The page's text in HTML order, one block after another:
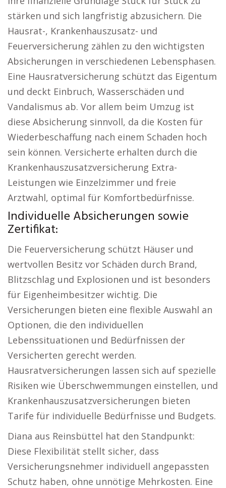
stärken und sich langfristig abzusichern. Die
Hausrat-, Krankenhauszusatz- und
Feuerversicherung zählen zu den wichtigsten
Absicherungen in verschiedenen Lebensphasen.
Eine Hausratversicherung schützt das Eigentum
und deckt Einbruch, Wasserschäden und
Vandalismus ab. Vor allem beim Umzug ist
diese Absicherung sinnvoll, da die Kosten für
Wiederbeschaffung nach einem Schaden hoch
sein können. Versicherte erhalten durch die
Krankenhauszusatzversicherung Extra-
Leistungen wie Einzelzimmer und freie
Arztwahl, optimal für Komfortbedürfnisse.
Individuelle Absicherungen sowie
Zertifikat:
Die Feuerversicherung schützt Häuser und
wertvollen Besitz vor Schäden durch Brand,
Blitzschlag und Explosionen und ist besonders
für Eigenheimbesitzer wichtig. Die
Versicherungen bieten eine flexible Auswahl an
Optionen, die den individuellen
Lebenssituationen und Bedürfnissen der
Versicherten gerecht werden.
Hausratversicherungen lassen sich auf spezielle
Risiken wie Überschwemmungen einstellen, und
Krankenhauszusatzversicherungen bieten
Tarife für individuelle Bedürfnisse und Budgets.
Diana aus Reinsbüttel hat den Standpunkt:
Diese Flexibilität stellt sicher, dass
Versicherungsnehmer individuell angepassten
Schutz haben, ohne unnötige Mehrkosten. Eine